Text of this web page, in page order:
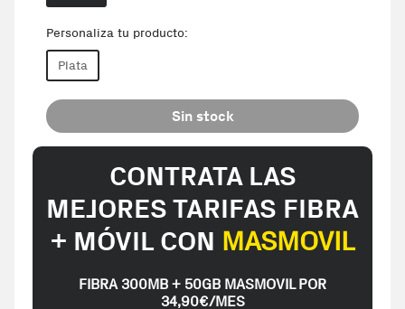
Personaliza tu producto:
Plata
Sin stock
CONTRATA LAS
MEJORES TARIFAS FIBRA
+ MÓVIL CON MASMOVIL
FIBRA 300MB + 50GB MASMOVIL POR
34,90€/MES